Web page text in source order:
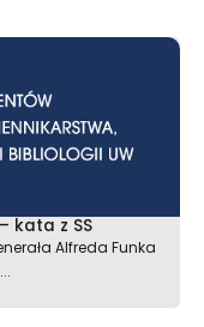
kata z SS
Alfreda Funka